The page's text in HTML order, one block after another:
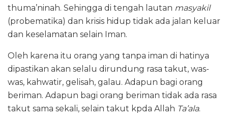
thuma’ninah. Sehingga di tengah lautan masyakil
(probematika) dan krisis hidup tidak ada jalan keluar
dan keselamatan selain Iman.
Oleh karena itu orang yang tanpa iman di hatinya
dipastikan akan selalu dirundung rasa takut, was-
was, kahwatir, gelisah, galau. Adapun bagi orang
beriman. Adapun bagi orang beriman tidak ada rasa
takut sama sekali, selain takut kpda Allah Ta’ala.